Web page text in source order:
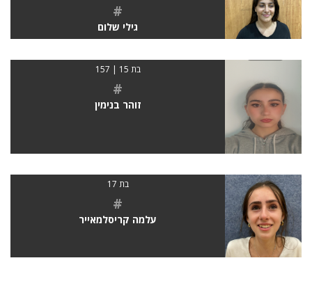
#
גילי שלום
בת 15 | 157
#
זוהר בנימין
בת 17
#
עלמה קריסלמאייר